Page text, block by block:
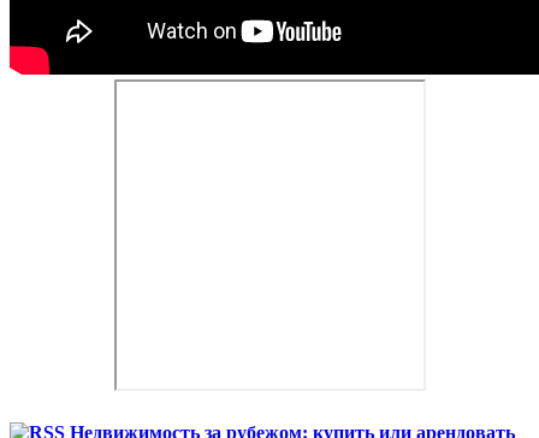
Недвижимость за рубежом: купить или арендовать